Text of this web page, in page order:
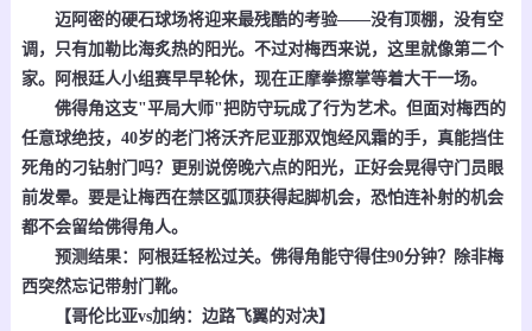
迈阿密的硬石球场将迎来最残酷的考验——没有顶棚，没有空
调，只有加勒比海炙热的阳光。不过对梅西来说，这里就像第二个
家。阿根廷人小组赛早早轮休，现在正摩拳擦掌等着大干一场。
佛得角这支"平局大师"把防守玩成了行为艺术。但面对梅西的
任意球绝技，40岁的老门将沃齐尼亚那双饱经风霜的手，真能挡住
死角的刁钻射门吗？更别说傍晚六点的阳光，正好会晃得守门员眼
前发晕。要是让梅西在禁区弧顶获得起脚机会，恐怕连补射的机会
都不会留给佛得角人。
预测结果：阿根廷轻松过关。佛得角能守得住90分钟？除非梅
西突然忘记带射门靴。
【哥伦比亚vs加纳：边路飞翼的对决】